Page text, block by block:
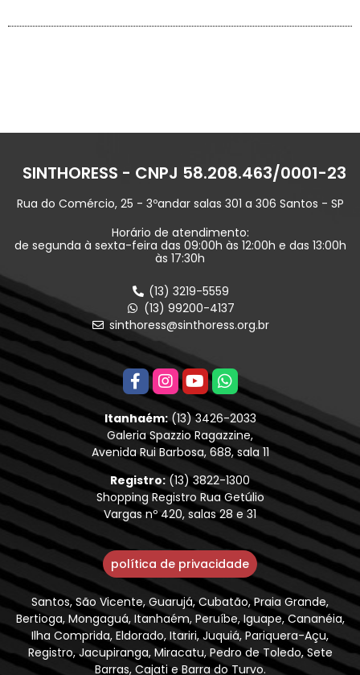
SINTHORESS - CNPJ 58.208.463/0001-23
Rua do Comércio, 25 - 3ºandar salas 301 a 306 Santos - SP
Horário de atendimento:
de segunda à sexta-feira das 09:00h às 12:00h e das 13:00h
às 17:30h
(13) 3219-5559
(13) 99200-4137
sinthoress@sinthoress.org.br
Itanhaém:(13) 3426-2033
Galeria Spazzio Ragazzine,
Avenida Rui Barbosa, 688, sala 11
Registro:(13) 3822-1300
Shopping Registro Rua Getúlio
Vargas nº 420, salas 28 e 31
política de privacidade
Santos, São Vicente, Guarujá, Cubatão, Praia Grande,
Bertioga, Mongaguá, Itanhaém, Peruíbe, Iguape, Cananéia,
Ilha Comprida, Eldorado, Itariri, Juquiá, Pariquera-Açu,
Registro, Jacupiranga, Miracatu, Pedro de Toledo, Sete
Barras, Cajati e Barra do Turvo.